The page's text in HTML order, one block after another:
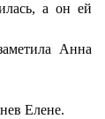
а он ей
Анна
Елене.